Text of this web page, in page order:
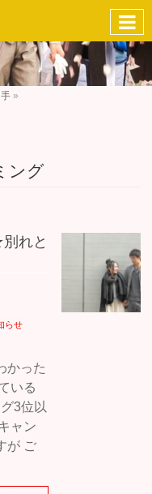
»
ング
れと
らせ
かった
いる
3位以
ャン
が ご